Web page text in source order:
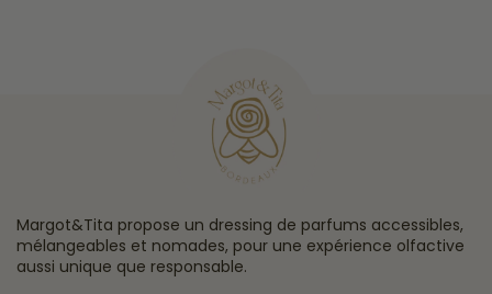
Margot&Tita propose un dressing de parfums accessibles,
mélangeables et nomades, pour une expérience olfactive
aussi unique que responsable.